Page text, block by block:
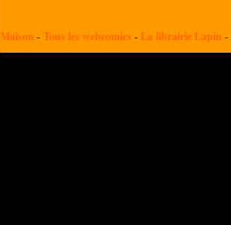
Maison -Tous les webcomics - La librairie Lapin -